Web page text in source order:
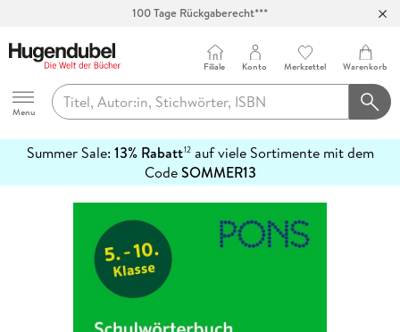
100 Tage Rückgaberecht***
Hugendubel
Menu
Filiale Konto Merkzettel Warenkorb
Summer Sale: 13% Rabatt12auf viele Sortimente mit dem
CodeSOMMER13
erfahren